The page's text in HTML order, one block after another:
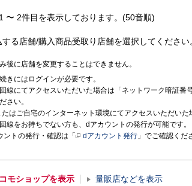
〜 2件目を表示しております。(50音順)
る店舗/購入商品受取り店舗を選択してください
後に店舗を変更することはできません。
きにはログインが必要です。
回線にてアクセスいただいた場合は「ネットワーク暗証
さい。
たはご自宅のインターネット環境にてアクセスいただい
線をお持ちでない方も、dアカウントの発行が可能です。
ントの発行・確認は「
dアカウント発行 」でご確認くだ
モショップを表示 量販店などを表示